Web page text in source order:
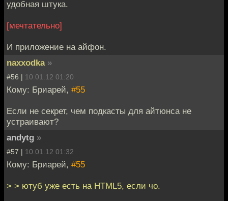
удобная штука.
[мечтательно]
И приложение на айфон.
naxxodka »
#56 | 10.01.12 01:20
Кому: Бриарей, #55
Если не секрет, чем подкасты для айтюнса не
устраивают?
andytg »
#57 | 10.01.12 01:32
Кому: Бриарей, #55
> > ютуб уже есть на HTML5, если чо.